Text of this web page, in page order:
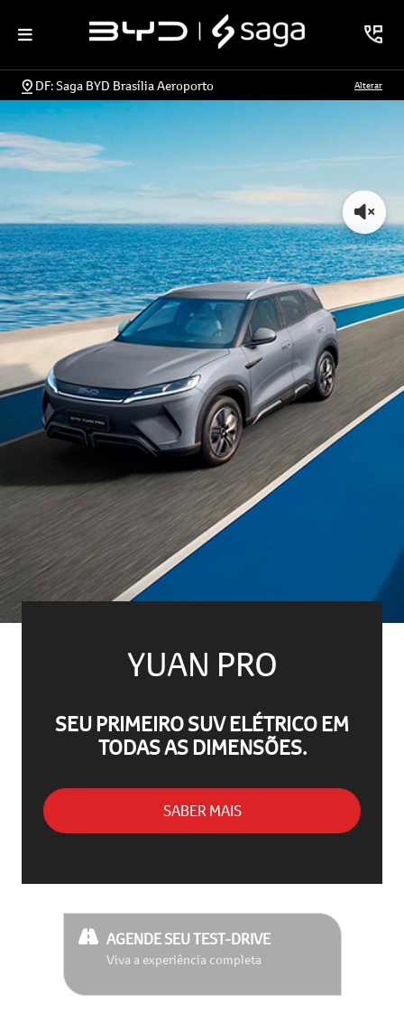
DF: Saga BYD Brasília Aeroporto Alterar
YUAN PRO
SEU PRIMEIRO SUV ELÉTRICO EM
TODAS AS DIMENSÕES.
SABER MAIS
AGENDE SEU TEST-DRIVE
Viva a experiência completa